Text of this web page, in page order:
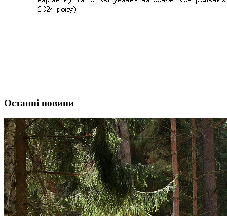
Останні новини